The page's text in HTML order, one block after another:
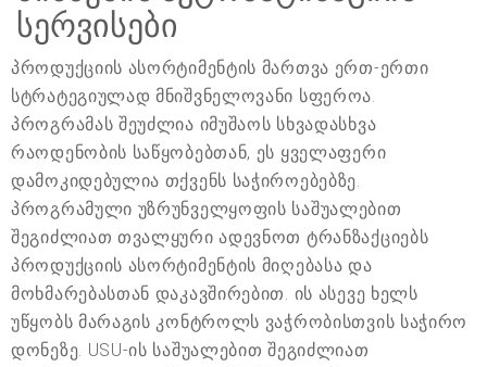
სერვისები
პროდუქციის ასორტიმენტის მართვა ერთ-ერთი
სტრატეგიულად მნიშვნელოვანი სფეროა.
პროგრამას შეუძლია იმუშაოს სხვადასხვა
რაოდენობის საწყობებთან, ეს ყველაფერი
დამოკიდებულია თქვენს საჭიროებებზე.
პროგრამული უზრუნველყოფის საშუალებით
შეგიძლიათ თვალყური ადევნოთ ტრანზაქციებს
პროდუქციის ასორტიმენტის მიღებასა და
მოხმარებასთან დაკავშირებით. ის ასევე ხელს
უწყობს მარაგის კონტროლს ვაჭრობისთვის საჭირო
დონეზე. USU-ის საშუალებით შეგიძლიათ